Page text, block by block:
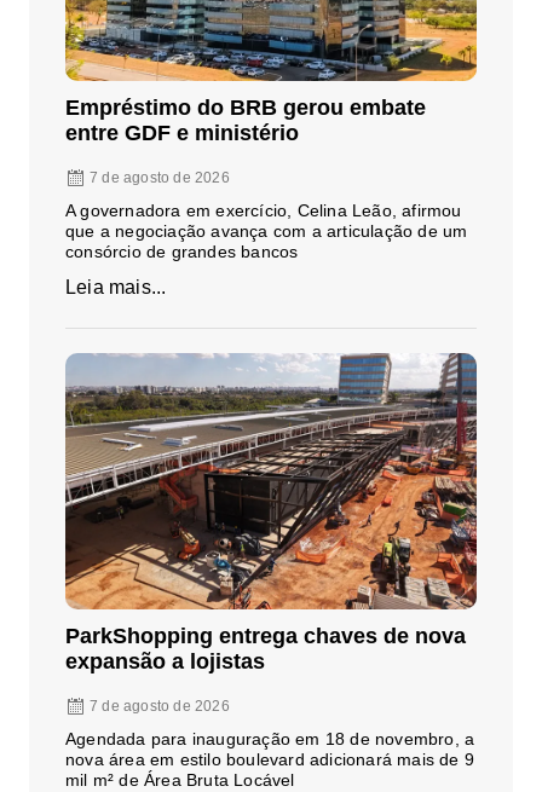
Empréstimo do BRB gerou embate
entre GDF e ministério
7 de agosto de 2026
A governadora em exercício, Celina Leão, afirmou
que a negociação avança com a articulação de um
consórcio de grandes bancos
Leia mais...
ParkShopping entrega chaves de nova
expansão a lojistas
7 de agosto de 2026
Agendada para inauguração em 18 de novembro, a
nova área em estilo boulevard adicionará mais de 9
mil m² de Área Bruta Locável